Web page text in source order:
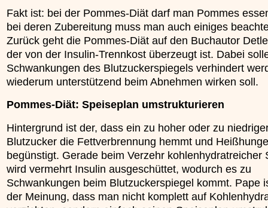
Fakt ist: bei der Pommes-Diät darf man Pommes
bei deren Zubereitung muss man auch einiges
Zurück geht die Pommes-Diät auf den Buchautor
der von der Insulin-Trennkost überzeugt ist. Dabei
Schwankungen des Blutzuckerspiegels verhindert
wiederum unterstützend beim Abnehmen wirken soll.
Pommes-Diät: Speiseplan umstrukturieren
Hintergrund ist der, dass ein zu hoher oder zu
Blutzucker die Fettverbrennung hemmt und
begünstigt. Gerade beim Verzehr kohlenhydratreicher
wird vermehrt Insulin ausgeschüttet, wodurch es zu
Schwankungen beim Blutzuckerspiegel kommt. Pape
der Meinung, dass man nicht komplett auf